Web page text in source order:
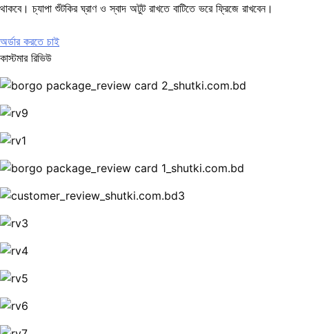
থাকবে। চ্যাপা শুঁটকির ঘ্রাণ ও স্বাদ অটুট রাখতে বাটিতে ভরে ফ্রিজে রাখবেন।
অর্ডার করতে চাই
কাস্টমার রিভিউ